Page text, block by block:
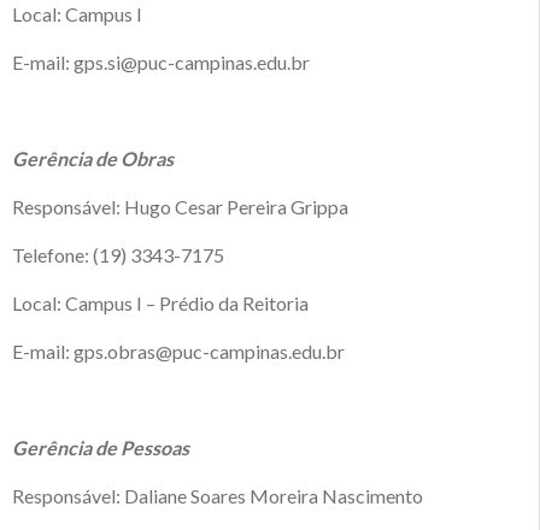
Local: Campus I
E-mail: gps.si@puc-campinas.edu.br
Gerência de Obras
Responsável: Hugo Cesar Pereira Grippa
Telefone: (19) 3343-7175
Local: Campus I – Prédio da Reitoria
E-mail: gps.obras@puc-campinas.edu.br
Gerência de Pessoas
Responsável: Daliane Soares Moreira Nascimento